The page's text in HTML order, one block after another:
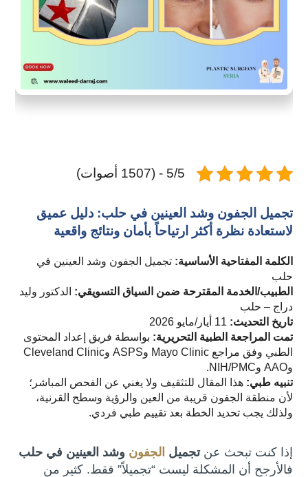
5/5 - (1507 أصوات)
تجميل الجفون وشد العينين في حلب: دليل عميق
لاستعادة نظرة أكثر ارتياحاً بأمان ونتائج واقعية
الكلمة المفتاحية الأساسية: تجميل الجفون وشد العينين في
حلب
الطبيب/الخدمة المقترحة ضمن السياق التسويقي: الدكتور وليد
دراج – حلب
تاريخ التحديث:
تمت المراجعة الطبية التحريرية: بواسطة فريق إعداد المحتوى
الطبي وفق مراجع Mayo Clinic وASPS وCleveland Clinic
وAAO وNIH/PMC.
تنبيه طبي: هذا المقال للتثقيف ولا يغني عن الفحص المباشر؛
لأن منطقة الجفون قريبة من العين والرؤية وسطح القرنية،
ولذلك يجب تحديد الخطة بعد تقييم طبي فردي.
إذا كنت تبحث عنتجميل الجفون وشد العينين في حلب
فالأرجح أن المشكلة ليست “تجميلاً” فقط. كثير من